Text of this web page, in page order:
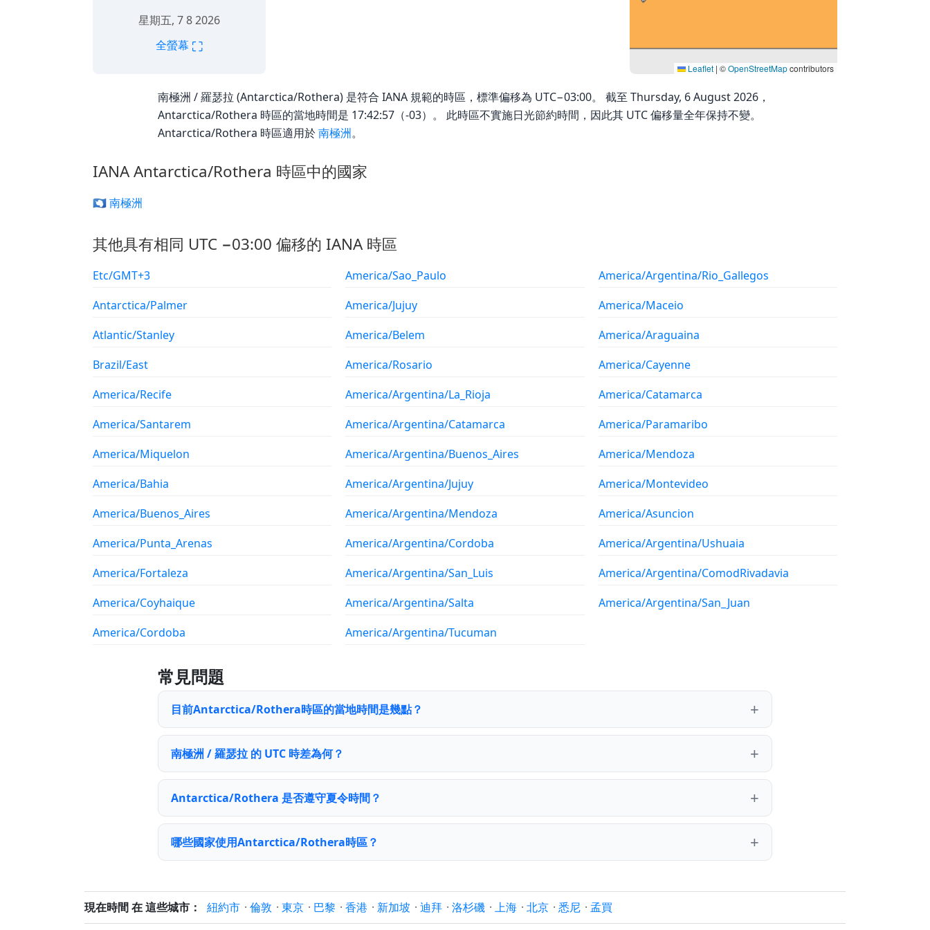
星期五, 7 8 2026
全螢幕 ⛶
Leaflet | ©OpenStreetMapcontributors
南極洲 / 羅瑟拉 (Antarctica/Rothera) 是符合 IANA 規範的時區，標準偏移為 UTC−03:00。 截至 Thursday, 6 August 2026，
Antarctica/Rothera 時區的當地時間是 17:42:57（-03）。 此時區不實施日光節約時間，因此其 UTC 偏移量全年保持不變。
Antarctica/Rothera 時區適用於南極洲。
IANA Antarctica/Rothera 時區中的國家
🇦🇶 南極洲
其他具有相同 UTC −03:00 偏移的 IANA 時區
Etc/GMT+3
Antarctica/Palmer
Atlantic/Stanley
Brazil/East
America/Recife
America/Santarem
America/Miquelon
America/Bahia
America/Buenos_Aires
America/Punta_Arenas
America/Fortaleza
America/Coyhaique
America/Cordoba
America/Sao_Paulo
America/Jujuy
America/Belem
America/Rosario
America/Argentina/La_Rioja
America/Argentina/Catamarca
America/Argentina/Buenos_Aires
America/Argentina/Jujuy
America/Argentina/Mendoza
America/Argentina/Cordoba
America/Argentina/San_Luis
America/Argentina/Salta
America/Argentina/Tucuman
America/Argentina/Rio_Gallegos
America/Maceio
America/Araguaina
America/Cayenne
America/Catamarca
America/Paramaribo
America/Mendoza
America/Montevideo
America/Asuncion
America/Argentina/Ushuaia
America/Argentina/ComodRivadavia
America/Argentina/San_Juan
常見問題
目前Antarctica/Rothera時區的當地時間是幾點？
南極洲 / 羅瑟拉 的 UTC 時差為何？
Antarctica/Rothera 是否遵守夏令時間？
哪些國家使用Antarctica/Rothera時區？
現在時間 在 這些城市： 紐約市 · 倫敦 · 東京 · 巴黎 · 香港 · 新加坡 · 迪拜 · 洛杉磯 · 上海 · 北京 · 悉尼 · 孟買